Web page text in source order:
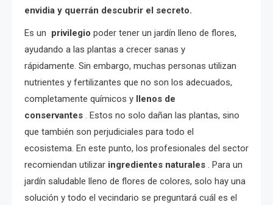
envidia y querrán descubrir el secreto.
Es un privilegio poder tener un jardín lleno de flores,
ayudando a las plantas a crecer sanas y
rápidamente. Sin embargo, muchas personas utilizan
nutrientes y fertilizantes que no son los adecuados,
completamente químicos y llenos de
conservantes . Estos no solo dañan las plantas, sino
que también son perjudiciales para todo el
ecosistema. En este punto, los profesionales del sector
recomiendan utilizar ingredientes naturales . Para un
jardín saludable lleno de flores de colores, solo hay una
solución y todo el vecindario se preguntará cuál es el